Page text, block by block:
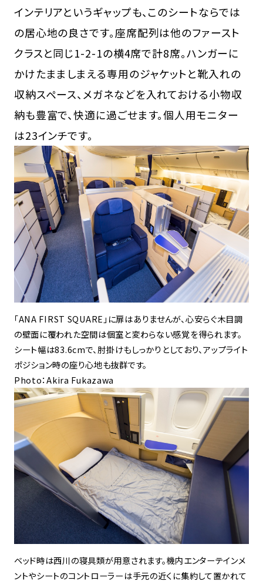
インテリアというギャップも、このシートならでは
の居心地の良さです。座席配列は他のファースト
クラスと同じ1-2-1の横4席で計8席。ハンガーに
かけたまましまえる専用のジャケットと靴入れの
収納スペース、メガネなどを入れておける小物収
納も豊富で、快適に過ごせます。個人用モニター
は23インチです。
「ANA FIRST SQUARE」に扉はありませんが、心安らぐ木目調
の壁面に覆われた空間は個室と変わらない感覚を得られます。
シート幅は83.6cmで、肘掛けもしっかりとしており、アップライト
ポジション時の座り心地も抜群です。
Photo：Akira Fukazawa
ベッド時は西川の寝具類が用意されます。機内エンターテインメ
ントやシートのコントローラーは手元の近くに集約して置かれて